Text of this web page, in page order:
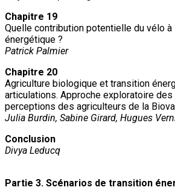
Chapitre 19
Quelle contribution potentielle du vélo à
énergétique ?
Patrick Palmier
Chapitre 20
Agriculture biologique et transition
articulations. Approche exploratoire
perceptions des agriculteurs de la
Julia Burdin, Sabine Girard, Hugues
Conclusion
Divya Leducq
Partie 3. Scénarios de transition